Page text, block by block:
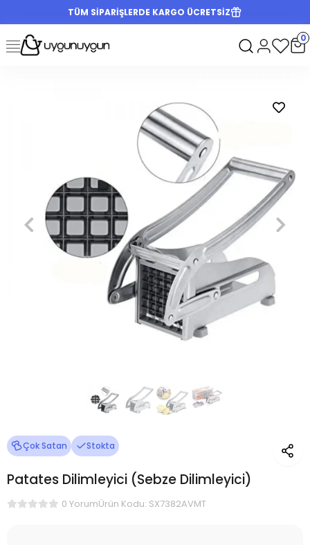
TÜM SİPARİŞLERDE KARGO ÜCRETSİZ
0
Çok Satan Stokta
Patates Dilimleyici (Sebze Dilimleyici)
0 YorumÜrün Kodu: SX7382AVMT